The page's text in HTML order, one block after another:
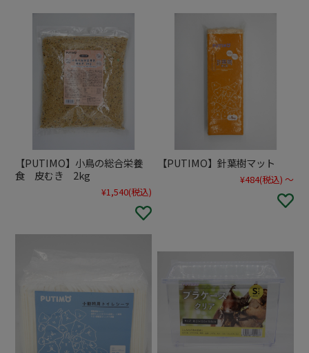
【PUTIMO】小鳥の総合栄養
食 皮むき 2kg
¥1,540(税込)
【PUTIMO】針葉樹マット
¥484(税込) ～